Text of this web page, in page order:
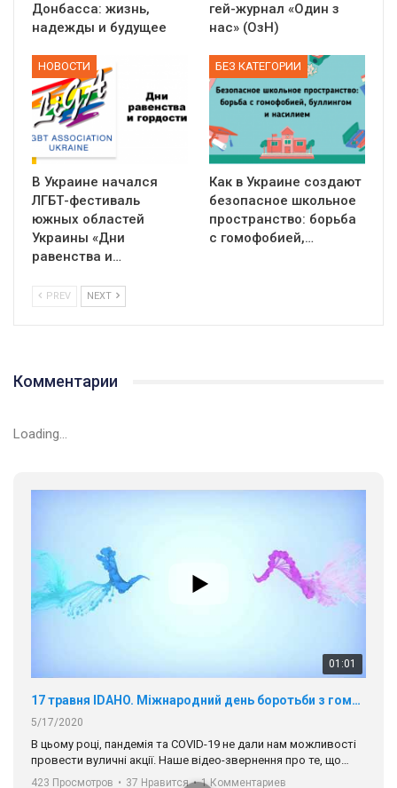
Донбасса: жизнь,
надежды и будущее
гей-журнал «Один з
нас» (ОзН)
НОВОСТИ
В Украине начался
ЛГБТ-фестиваль
южных областей
Украины «Дни
равенства и…
БЕЗ КАТЕГОРИИ
Как в Украине создают
безопасное школьное
пространство: борьба
с гомофобией,…
PREV NEXT
Комментарии
Loading...
провести вуличні акції. Наше відео-звернення про те, що
солідарності, приєднатися до нас. Регіональні підрозділи
6/30/2017
Емоційний та вражаючий промо-ролік на конкурс PACT, який